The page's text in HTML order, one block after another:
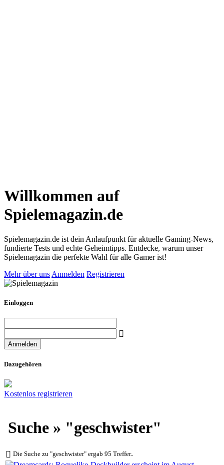
Willkommen auf
Spielemagazin.de
Spielemagazin.de ist dein Anlaufpunkt für aktuelle Gaming-News,
fundierte Tests und echte Geheimtipps. Entdecke, warum unser
Spielemagazin die perfekte Wahl für alle Gamer ist!
Mehr über uns Anmelden Registrieren
Einloggen
Dazugehören
Kostenlos registrieren
Suche » "geschwister"
Die Suche zu "geschwister" ergab 95 Treffer.